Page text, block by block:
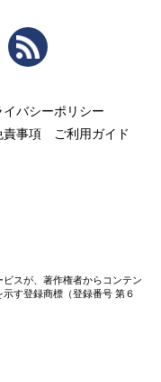
イバシーポリシー
責事項
ご利用ガイド
スが、著作権者からコンテン
す登録商標（登録番号 第６